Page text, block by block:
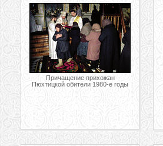
Причащение прихожан
Пюхтицкой обители 1980-е годы